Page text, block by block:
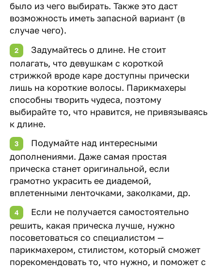
было из чего выбирать. Также это даст
возможность иметь запасной вариант (в
случае чего).
Задумайтесь о длине. Не стоит
полагать, что девушкам с короткой
стрижкой вроде каре доступны прически
лишь на короткие волосы. Парикмахеры
способны творить чудеса, поэтому
выбирайте то, что нравится, не привязываясь
к длине.
Подумайте над интересными
дополнениями. Даже самая простая
прическа станет оригинальной, если
грамотно украсить ее диадемой,
вплетенными ленточками, заколками, др.
Если не получается самостоятельно
решить, какая прическа лучше, нужно
посоветоваться со специалистом —
парикмахером, стилистом, который сможет
порекомендовать то, что нужно, и поможет с